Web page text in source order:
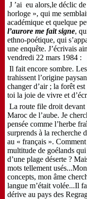
J ’ai eu alors,le déclic
horloge », qui me
académique et quelque
l’aurore me fait signe,
ethno-poétique, qui
une enquête. J’écrivais
vendredi 22 mars 1984 :
Il fait encore sombre.
trahissent l’origine
changer d’air ; la forêt
toi la joie de vivre et
La route file droit devant
Maroc de l’aube. Je
pensée comme l’herbe
surprends à la recherche
au « français ».
multitude de goélands
d’une plage déserte ?
mots tellement
concepts, mon âme
langue m’était volée...Il
dérive au pays des